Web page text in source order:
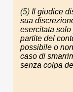
(5) Il giudice
sua
esercitata
partite del
possibile o
caso di
senza colpa